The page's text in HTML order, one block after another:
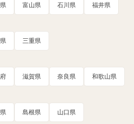
富山県 石川県 福井県
三重県
滋賀県 奈良県 和歌山県
島根県 山口県